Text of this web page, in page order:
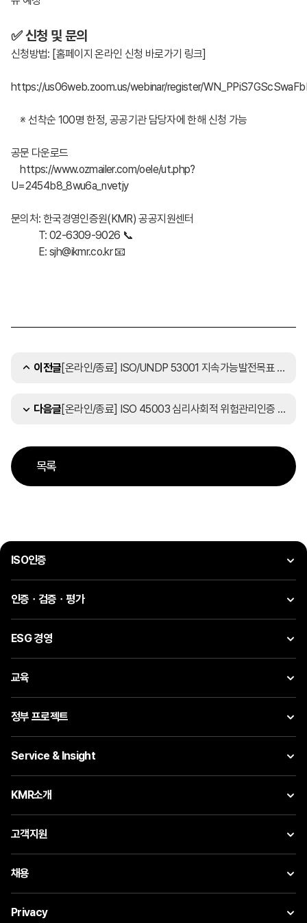
✅ 신청 및 문의
신청방법: [홈페이지 온라인 신청 바로가기 링크]
https://us06web.zoom.us/webinar/register/
※ 선착순 100명 한정, 공공기관 담당자에 한해 신청 가능
공문 다운로드
https://www.ozmailer.com/oele/ut.php?
U=2454b8_8wu6a_nvetjy
문의처: 한국경영인증원(KMR) 공공지원센터
T: 02-6309-9026 📞
E: sjh@ikmr.co.kr 📧
이전글 [온라인/종료] ISO/UNDP 53001 지속가능발전목표 경영시스템 세미나 안내 (5/19, 화)
다음글 [온라인/종료] ISO 45003 심리사회적 위험관리인증 도입사례 세미나 안내 (6/24, 수)
목록
ISO인증
인증ㆍ검증ㆍ평가
ESG 경영
교육
정부 프로젝트
Service & Insight
KMR소개
고객지원
채용
Privacy